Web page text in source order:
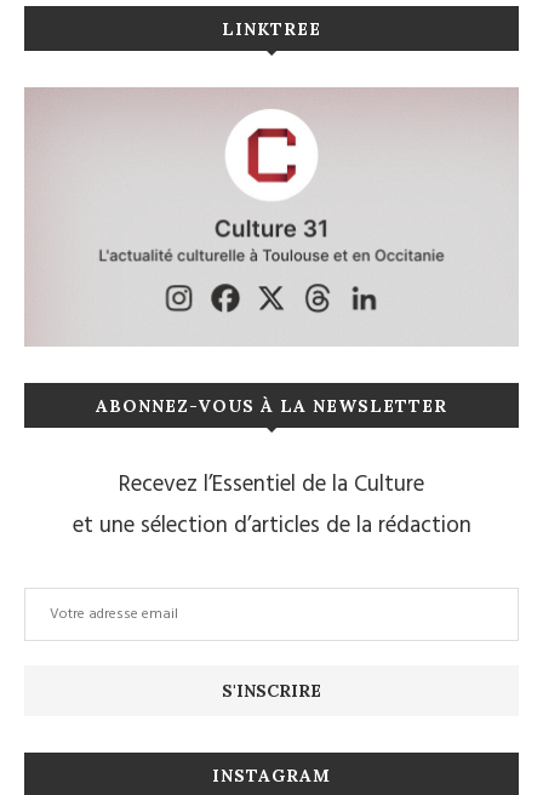
LINKTREE
ABONNEZ-VOUS À LA NEWSLETTER
Recevez l’Essentiel de la Culture
et une sélection d’articles de la rédaction
INSTAGRAM